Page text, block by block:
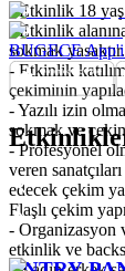
- Etkinlik 18 yaş
- Etkinlik
sokmak yasaktır.
- Etkinlik
çekiminin
- Yazılı izin
sokmak ve
- Profesyonel
veren
edecek çekim
Flaşlı çekim
- Organizasyon
etkinlik ve
BUGECE